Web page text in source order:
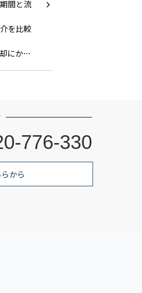
にか…
776-330
から